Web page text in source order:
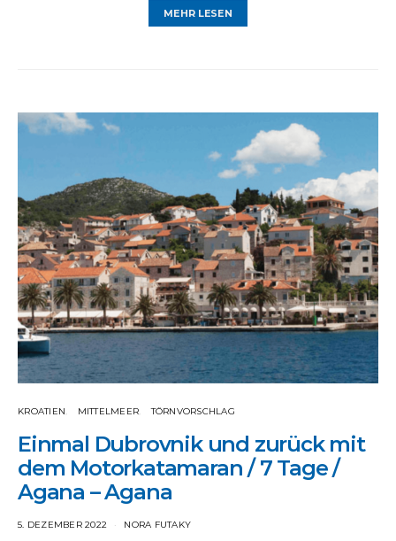
MEHR LESEN
KROATIEN MITTELMEER TÖRNVORSCHLAG
Einmal Dubrovnik und zurück mit
dem Motorkatamaran / 7 Tage /
Agana – Agana
5. DEZEMBER 2022 NORA FUTAKY